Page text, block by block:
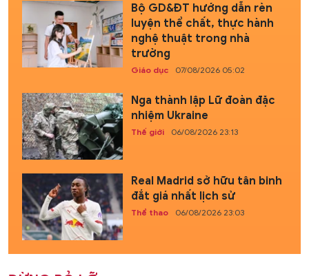
Bộ GD&ĐT hướng dẫn rèn
luyện thể chất, thực hành
nghệ thuật trong nhà
trường
Giáo dục 07/08/2026 05:02
Nga thành lập Lữ đoàn đặc
nhiệm Ukraine
Thế giới 06/08/2026 23:13
Real Madrid sở hữu tân binh
đắt giá nhất lịch sử
Thể thao 06/08/2026 23:03